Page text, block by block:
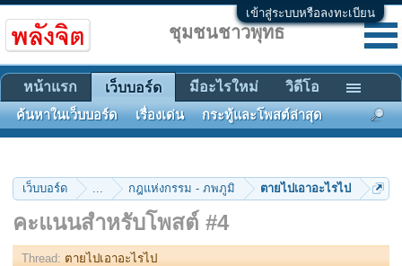
เข้าสู่ระบบหรือลงทะเบียน
เว็บบอร์ด ... กฎแห่งกรรม - ภพภูมิ ตายไปเอาอะไรไป
คะแนนสำหรับโพสต์ #4
Thread: ตายไปเอาอะไรไป
ชุมชนชาวพุทธ
หน้าแรก เว็บบอร์ด
ค้นหาในเว็บบอร์ด เรื่องเด่น กระทู้และโพสต์ล่าสุด
มีอะไรใหม่ วิดีโอ